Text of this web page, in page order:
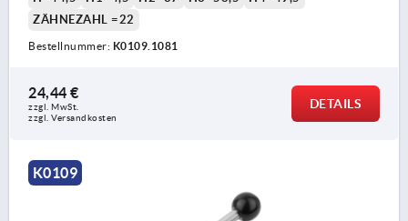
ZÄHNEZAHL =22
Bestellnummer: K0109.1081
24,44 €
zzgl. MwSt.
zzgl. Versandkosten
DETAILS
K0109